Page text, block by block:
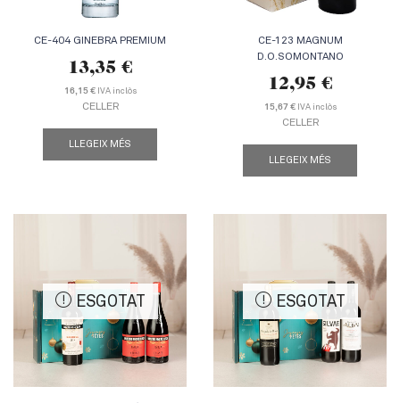
CE-404 GINEBRA PREMIUM
13,35 €
16,15 €IVA inclòs
CELLER
LLEGEIX MÉS
CE-123 MAGNUM
D.O.SOMONTANO
12,95 €
15,67 €IVA inclòs
CELLER
LLEGEIX MÉS
ESGOTAT ESGOTAT